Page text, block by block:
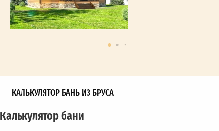
КАЛЬКУЛЯТОР БАНЬ ИЗ БРУСА
Калькулятор бани